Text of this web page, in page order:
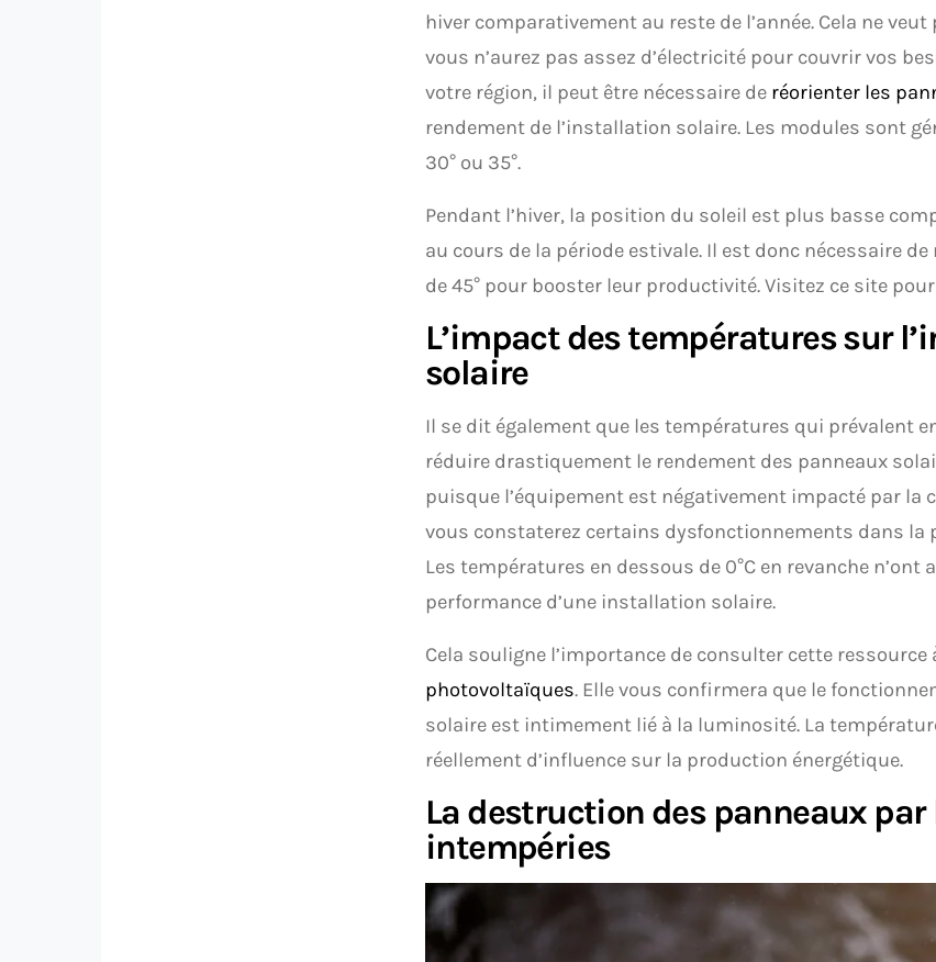
hiver comparativement au reste de l’année. Cela ne
vous n’aurez pas assez d’électricité pour couvrir vos
votre région, il peut être nécessaire de réorienter les
rendement de l’installation solaire. Les modules sont
30° ou 35°.
Pendant l’hiver, la position du soleil est plus basse
au cours de la période estivale. Il est donc nécessaire
de 45° pour booster leur productivité. Visitez ce site pour
L’impact des températures sur
solaire
Il se dit également que les températures qui prévalent
réduire drastiquement le rendement des panneaux
puisque l’équipement est négativement impacté par la
vous constaterez certains dysfonctionnements dans la
Les températures en dessous de 0°C en revanche n’ont
performance d’une installation solaire.
Cela souligne l’importance de consulter cette ressource
photovoltaïques. Elle vous confirmera que le
solaire est intimement lié à la luminosité. La
réellement d’influence sur la production énergétique.
La destruction des panneaux par
intempéries